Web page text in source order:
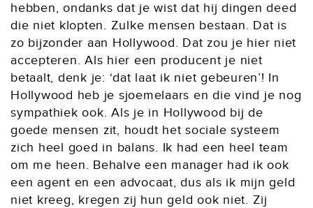
hebben, ondanks dat je wist dat hij dingen deed
die niet klopten. Zulke mensen bestaan. Dat is
zo bijzonder aan Hollywood. Dat zou je hier niet
accepteren. Als hier een producent je niet
betaalt, denk je: ‘dat laat ik niet gebeuren’! In
Hollywood heb je sjoemelaars en die vind je nog
sympathiek ook. Als je in Hollywood bij de
goede mensen zit, houdt het sociale systeem
zich heel goed in balans. Ik had een heel team
om me heen. Behalve een manager had ik ook
een agent en een advocaat, dus als ik mijn geld
niet kreeg, kregen zij hun geld ook niet. Zij